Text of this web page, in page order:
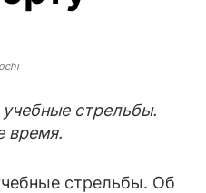
стрельбы.
время.
стрельбы. Об